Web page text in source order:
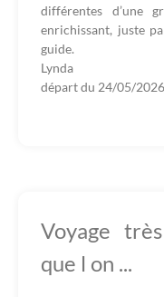
différentes d’une
enrichissant, juste
guide.
Lynda
départ du 24/05/2026
Voyage
que l on ...